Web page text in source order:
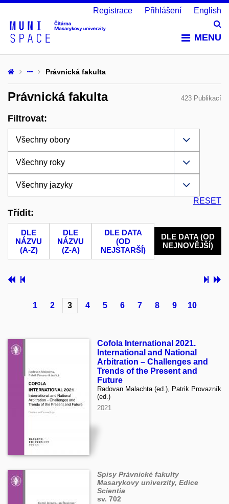
MENU
Registrace Přihlášení English
Právnická fakulta
423 Publikací
Právnická fakulta
Filtrovat:
RESET
Třídit:
DLE
NÁZVU
(A-Z)
DLE
NÁZVU
(Z-A)
DLE DATA
(OD
NEJSTARŠÍ)
DLE DATA (OD
NEJNOVĚJŠÍ)
1 2 3 4 5 6 7 8 9 10
Cofola International 2021.
International and National
Arbitration – Challenges and
Trends of the Present and
Future
Radovan Malachta (ed.), Patrik Provazník
(ed.)
2021
Spisy Právnické fakulty
Masarykovy univerzity, Edice
Scientia
sv. 702